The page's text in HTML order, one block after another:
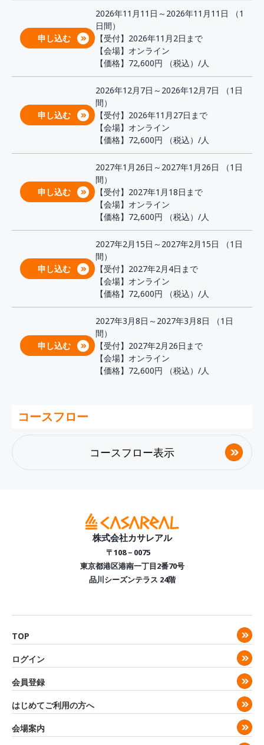
申し込む
2026年11月11日～2026年11月11日 （1
日間）
【受付】2026年11月2日まで
【会場】オンライン
【価格】72,600円
（税込）/人
申し込む
2026年12月7日～2026年12月7日 （1日
間）
【受付】2026年11月27日まで
【会場】オンライン
【価格】72,600円
（税込）/人
申し込む
2027年1月26日～2027年1月26日 （1日
間）
【受付】2027年1月18日まで
【会場】オンライン
【価格】72,600円
（税込）/人
申し込む
2027年2月15日～2027年2月15日 （1日
間）
【受付】2027年2月4日まで
【会場】オンライン
【価格】72,600円
（税込）/人
申し込む
2027年3月8日～2027年3月8日 （1日
間）
【受付】2027年2月26日まで
【会場】オンライン
【価格】72,600円
（税込）/人
コースフロー
コースフロー表示
株式会社カサレアル
〒108－0075
東京都港区港南一丁目2番70号
品川シーズンテラス 24階
TOP
ログイン
会員登録
はじめてご利用の方へ
会場案内